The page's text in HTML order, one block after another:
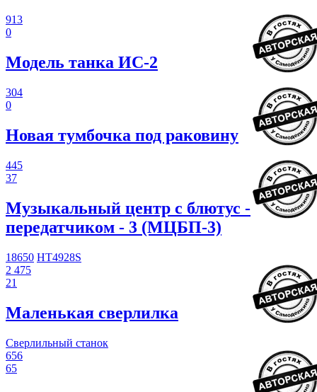
913
0
Модель танка ИС-2
304
0
Новая тумбочка под раковину
445
37
Музыкальный центр с блютус -
передатчиком - 3 (МЦБП-3)
18650 HT4928S
2 475
21
Маленькая сверлилка
Сверлильный станок
656
65